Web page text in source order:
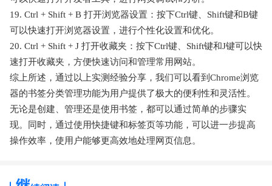
19. Ctrl + Shift + B 打开浏览器设置：按下Ctrl键、Shift键和B键
可以快速打开浏览器设置，进行个性化设置和优化。
20. Ctrl + Shift + J 打开收藏夹：按下Ctrl键、Shift键和J键可以快
速打开收藏夹，方便快速访问和管理常用网站。
综上所述，通过以上实测经验分享，我们可以看到Chrome浏览
器的书签分类管理功能为用户提供了极大的便利性和灵活性。
无论是创建、管理还是使用书签，都可以通过简单的步骤实
现。同时，通过使用快捷键和标签页等功能，可以进一步提高
操作效率，使用户能够更高效地处理网页信息。